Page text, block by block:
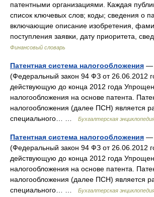
патентными организациями. Каждая
список ключевых слов; коды; сведения о
включающие описание изобретения,
поступления заявки, дату приоритета,
Финансовый словарь
Патентная система налогообложения —
(Федеральный закон 94 ФЗ от 26.06.2012
действующую до конца 2012 года
налогообложения на основе патента.
налогообложения (далее ПСН) является
специального… …
Бухгалтерская
Патентная система налогообложения —
(Федеральный закон 94 ФЗ от 26.06.2012
действующую до конца 2012 года
налогообложения на основе патента.
налогообложения (далее ПСН) является
специального… …
Бухгалтерская